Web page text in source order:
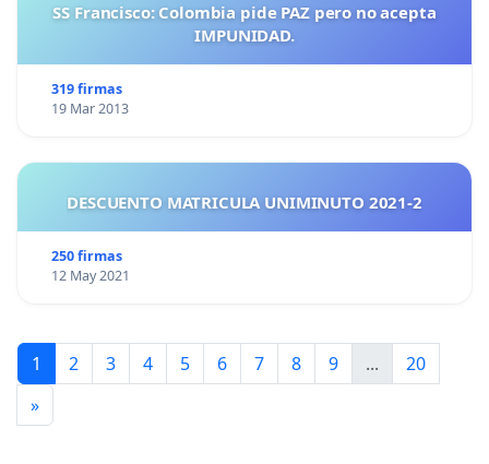
SS Francisco: Colombia pide PAZ pero no acepta
IMPUNIDAD.
319 firmas
19 Mar 2013
DESCUENTO MATRICULA UNIMINUTO 2021-2
250 firmas
12 May 2021
1 2 3 4 5 6 7 8 9 ...
20
»